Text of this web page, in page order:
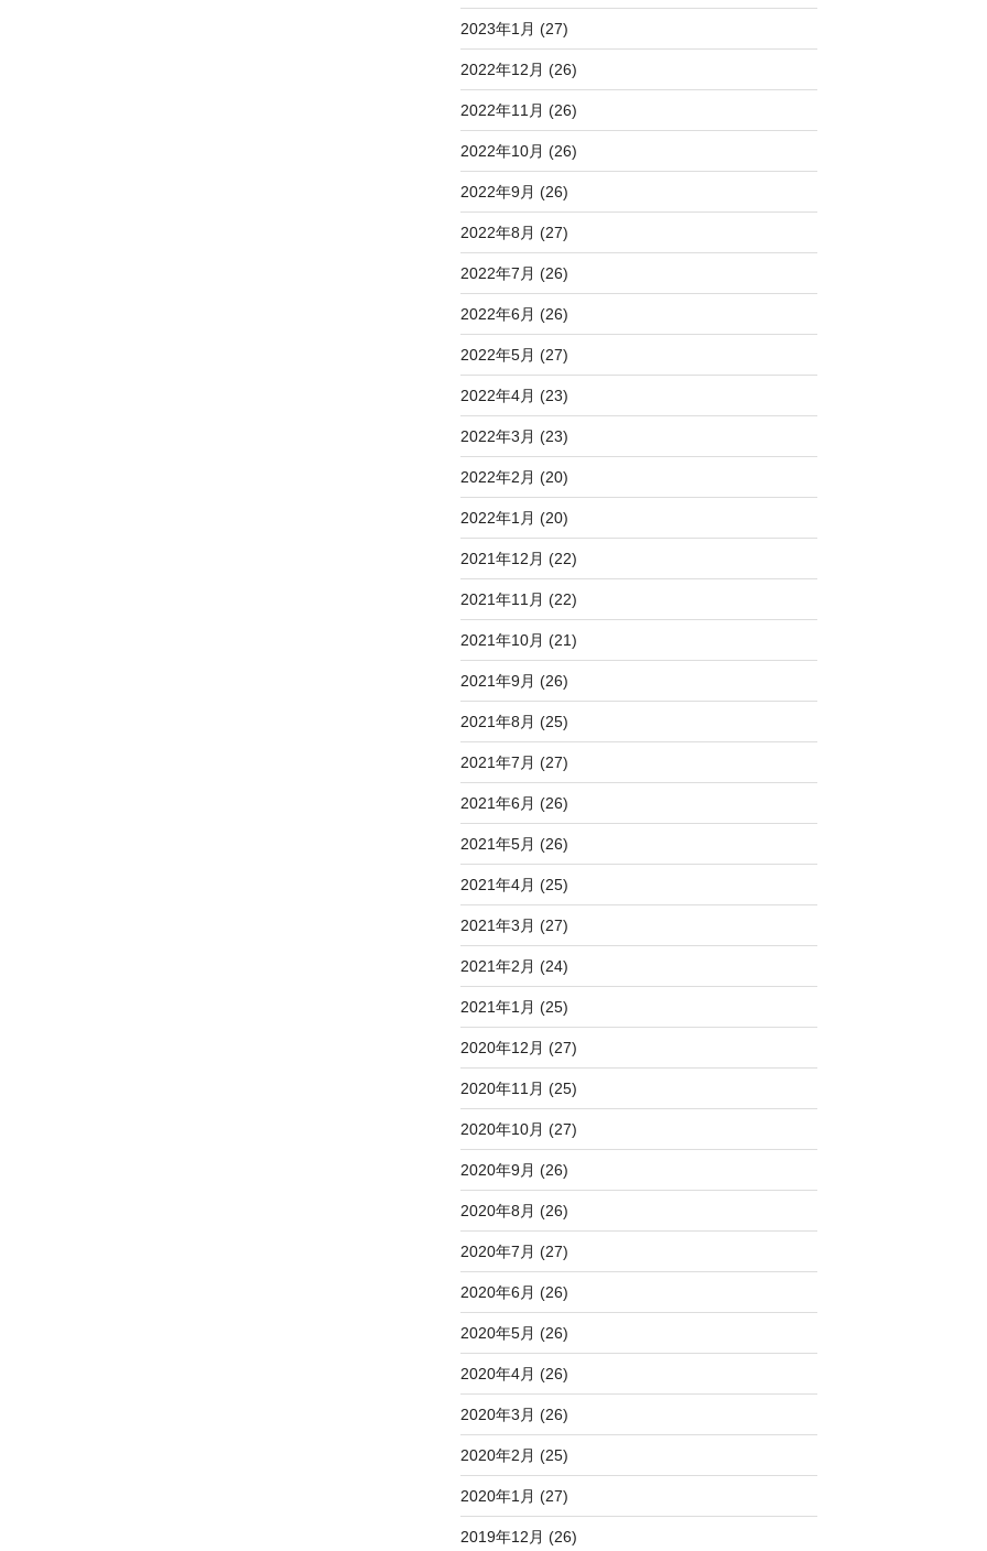
2023年1月 (27)
2022年12月 (26)
2022年11月 (26)
2022年10月 (26)
2022年9月 (26)
2022年8月 (27)
2022年7月 (26)
2022年6月 (26)
2022年5月 (27)
2022年4月 (23)
2022年3月 (23)
2022年2月 (20)
2022年1月 (20)
2021年12月 (22)
2021年11月 (22)
2021年10月 (21)
2021年9月 (26)
2021年8月 (25)
2021年7月 (27)
2021年6月 (26)
2021年5月 (26)
2021年4月 (25)
2021年3月 (27)
2021年2月 (24)
2021年1月 (25)
2020年12月 (27)
2020年11月 (25)
2020年10月 (27)
2020年9月 (26)
2020年8月 (26)
2020年7月 (27)
2020年6月 (26)
2020年5月 (26)
2020年4月 (26)
2020年3月 (26)
2020年2月 (25)
2020年1月 (27)
2019年12月 (26)